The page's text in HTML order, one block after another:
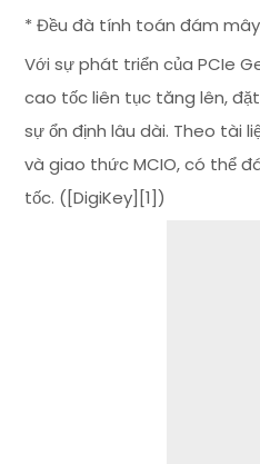
* Đều đà tính toán đám
Với sự phát triển của PCIe
cao tốc liên tục tăng lên,
sự ổn định lâu dài. Theo tài
và giao thức MCIO, có thể
tốc. ([DigiKey][1])